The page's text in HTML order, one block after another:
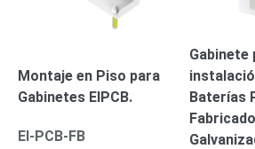
Pantallas
MonitoresVideowall
Seguridad
Contra
Montaje en Piso para
Gabinetes EIPCB.
EI-PCB-FB
Gabinete
Baterías